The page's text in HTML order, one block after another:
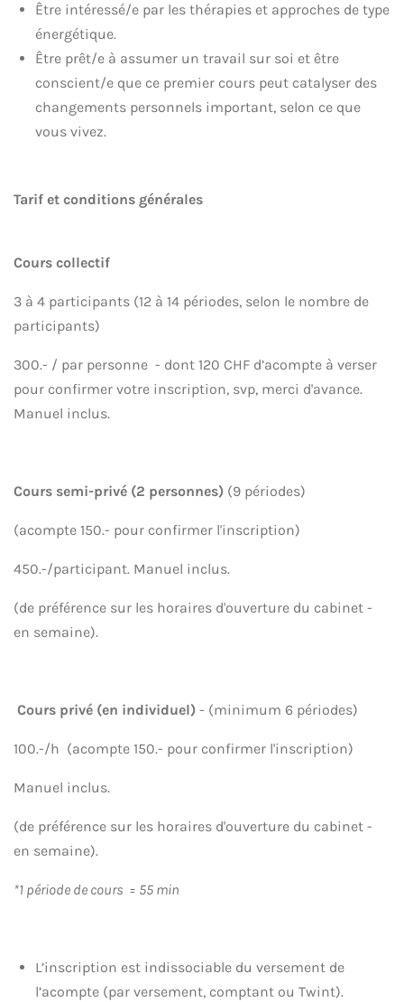
Être intéressé/e par les thérapies et approches de type
énergétique.
Être prêt/e à assumer un travail sur soi et être
conscient/e que ce premier cours peut catalyser des
changements personnels important, selon ce que
vous vivez.
Tarif et conditions générales
Cours collectif
3 à 4 participants (12 à 14 périodes, selon le nombre de
participants)
300.- / par personne - dont 120 CHF d’acompte à verser
pour confirmer votre inscription, svp, merci d'avance.
Manuel inclus.
Cours semi-privé (2 personnes) (9 périodes)
(acompte 150.- pour confirmer l'inscription)
450.-/participant. Manuel inclus.
(de préférence sur les horaires d'ouverture du cabinet -
en semaine).
Cours privé (en individuel) - (minimum 6 périodes)
100.-/h (acompte 150.- pour confirmer l'inscription)
Manuel inclus.
(de préférence sur les horaires d'ouverture du cabinet -
en semaine).
*1 période de cours = 55 min
L’inscription est indissociable du versement de
l’acompte (par versement, comptant ou Twint).